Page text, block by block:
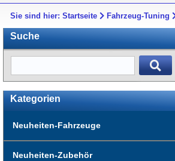
Sie sind hier:Startseite Fahrzeug-Tuning
Suche
Kategorien
Neuheiten-Fahrzeuge
Neuheiten-Zubehör